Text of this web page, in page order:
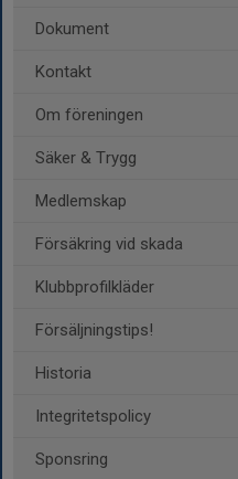
Dokument
Kontakt
Om föreningen
Säker & Trygg
Medlemskap
Försäkring vid skada
Klubbprofilkläder
Försäljningstips!
Historia
Integritetspolicy
Sponsring